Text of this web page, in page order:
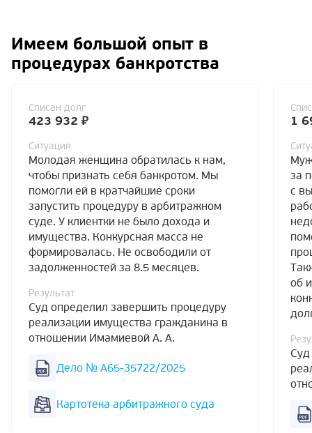
Имеем большой опыт в
процедурах банкротства
Списан долг
423 932 ₽
Ситуация
Молодая женщина обратилась к нам,
чтобы признать себя банкротом. Мы
помогли ей в кратчайшие сроки
запустить процедуру в арбитражном
суде. У клиентки не было дохода и
имущества. Конкурсная масса не
формировалась. Не освободили от
задолженностей за 8.5 месяцев.
Результат
Суд определил завершить процедуру
реализации имущества гражданина в
отношении Имамиевой А. А.
Дело № А65-35722/2025
Картотека арбитражного суда
1
за
с
об